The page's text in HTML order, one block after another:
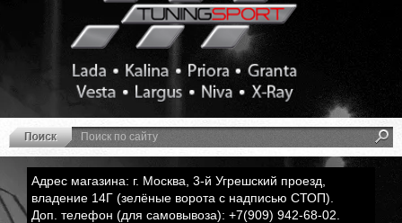
Адрес магазина: г. Москва, 3-й Угрешский проезд,
владение 14Г (зелёные ворота с надписью СТОП).
Доп. телефон (для самовывоза): +7(909) 942-68-02.